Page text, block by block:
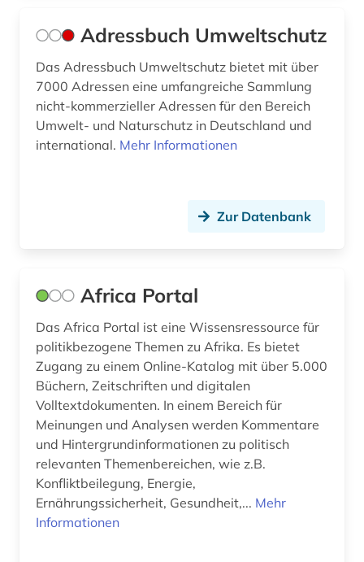
data science (1)
datensammlung (6)
demographie (4)
deutschland (11)
dienstleister (1)
dienstleistung (3)
discovery service (1)
discovery system (1)
dokumentenserver (1)
düngemittel (1)
e-learning (1)
Adressbuch Umweltschutz
Das Adressbuch Umweltschutz bietet mit über
7000 Adressen eine umfangreiche Sammlung
nicht-kommerzieller Adressen für den Bereich
Umwelt- und Naturschutz in Deutschland und
international. Mehr Informationen
Zur Datenbank
Africa Portal
Das Africa Portal ist eine Wissensressource für
politikbezogene Themen zu Afrika. Es bietet
Zugang zu einem Online-Katalog mit über 5.000
Büchern, Zeitschriften und digitalen
Volltextdokumenten. In einem Bereich für
Meinungen und Analysen werden Kommentare
und Hintergrundinformationen zu politisch
relevanten Themenbereichen, wie z.B.
Konfliktbeilegung, Energie,
Ernährungssicherheit, Gesundheit,... Mehr
Informationen